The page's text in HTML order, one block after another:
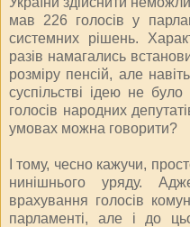
мав 226 голосів у
системних рішень.
разів намагались
розміру пенсій, але
суспільстві ідею не було
голосів народних
умовах можна говорити?
І тому, чесно кажучи,
нинішнього уряду.
врахування голосів
парламенті, але і до